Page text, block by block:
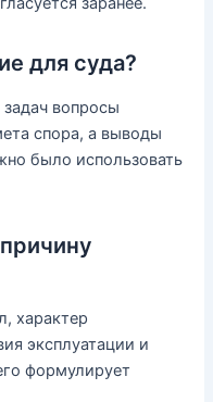
для суда?
вопросы
спора, а выводы
было использовать
характер
эксплуатации и
формулирует